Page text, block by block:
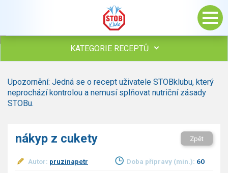
KATEGORIE RECEPTŮ
Polévky
Studená kuchyně
Bezmasé a zeleninové
Sladké pokrmy
Upozornění: Jedná se o recept uživatele STOBklubu, který
neprochází kontrolou a nemusí splňovat nutriční zásady
STOBu.
nákyp z cukety Zpět
Autor: pruzinapetr Doba přípravy (min.): 60